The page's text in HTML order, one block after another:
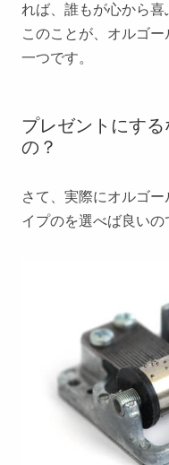
れば、誰もが心から喜
このことが、オルゴ
一つです。
プレゼントにす
の？
さて、実際にオルゴ
イプのを選べば良いの